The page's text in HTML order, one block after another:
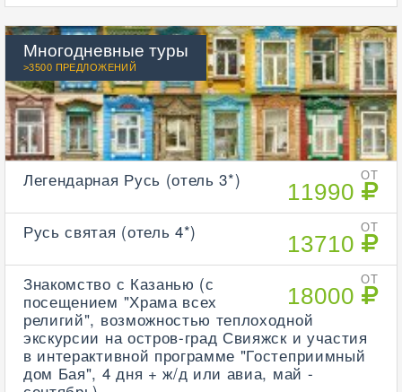
Многодневные туры
>3500 ПРЕДЛОЖЕНИЙ
ОТ
11990
Легендарная Русь (отель 3*)
ОТ
13710
Русь святая (отель 4*)
ОТ
18000
Знакомство с Казанью (с
посещением "Храма всех
религий", возможностью теплоходной
экскурсии на остров-град Свияжск и участия
в интерактивной программе "Гостеприимный
дом Бая", 4 дня + ж/д или авиа, май -